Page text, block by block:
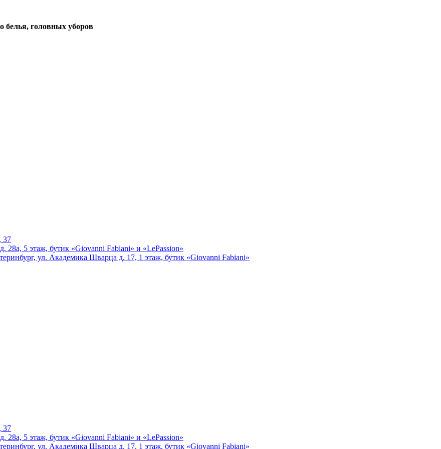
белья, головных уборов
37
28а, 5 этаж, бутик «Giovanni Fabiani» и «LePassion»
ул. Академика Шварца д. 17, 1 этаж, бутик «Giovanni Fabiani»
37
28а, 5 этаж, бутик «Giovanni Fabiani» и «LePassion»
ул. Академика Шварца д. 17, 1 этаж, бутик «Giovanni Fabiani»